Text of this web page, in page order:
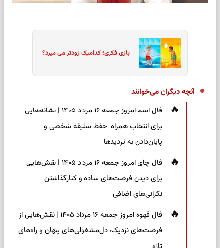
بازی فکری؛ کدامیک زودتر می میرد؟
آنچه دیگران می‌خوانند
فال اسم امروز جمعه ۱۶ مرداد ۱۴۰۵ | نشانه‌هایی
برای انتخاب همراه، حفظ سلیقه شخصی و
پایان‌دادن به تردیدها
فال چای امروز جمعه ۱۶ مرداد ۱۴۰۵ | نقش‌هایی
برای دیدن فرصت‌های ساده و کنارگذاشتن
نگرانی‌های اضافی
فال قهوه امروز جمعه ۱۶ مرداد ۱۴۰۵ | نقش‌هایی از
فرصت‌های نزدیک، دل‌مشغولی‌های پنهان و راه‌های